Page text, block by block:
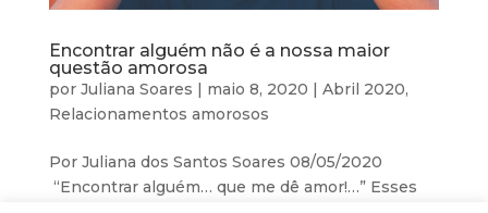
Encontrar alguém não é a nossa maior
questão amorosa
por Juliana Soares maio 8, 2020 Abril 2020,
Relacionamentos amorosos
Por Juliana dos Santos Soares 08/05/2020
“Encontrar alguém… que me dê amor!…” Esses